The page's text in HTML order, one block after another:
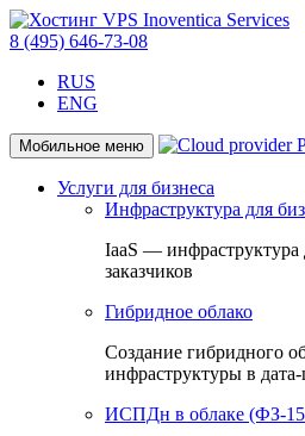
8 (495) 646-73-08
RUS
ENG
Мобильное меню
Услуги для бизнеса
Инфраструктура для
IaaS — инфраструктура
заказчиков
Гибридное облако
Создание гибридного
инфраструктуры в дата-
ИСПДн в облаке (ФЗ-